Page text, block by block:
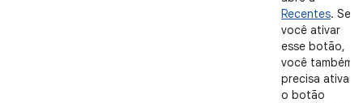
Recentes. Se
você ativar
esse botão,
você também
precisa ativar
o botão